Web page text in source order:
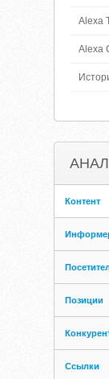
Alexa
Alexa
Контент
Позиции
Ссылки